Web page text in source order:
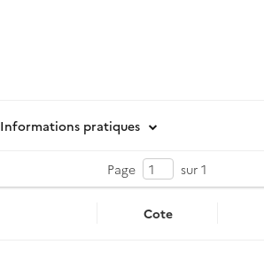
Informations pratiques
Page sur 1
Cote